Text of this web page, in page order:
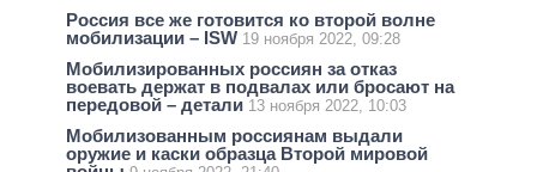
Россия все же готовится ко второй волне
мобилизации – ISW 19 ноября 2022, 09:28
Мобилизированных россиян за отказ
воевать держат в подвалах или бросают на
передовой – детали 13 ноября 2022, 10:03
Мобилизованным россиянам выдали
оружие и каски образца Второй мировой